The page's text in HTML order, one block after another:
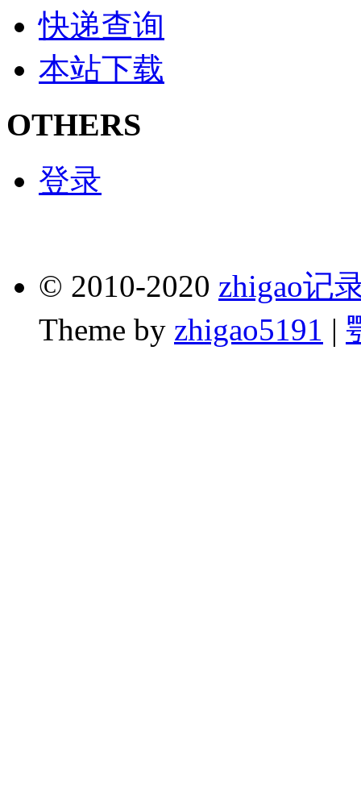
快递查询
本站下载
OTHERS
登录
© 2010-2020 zhigao记
Theme by zhigao5191 |